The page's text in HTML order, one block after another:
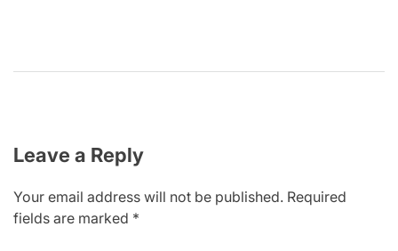
Leave a Reply
Your email address will not be published. Required
fields are marked *